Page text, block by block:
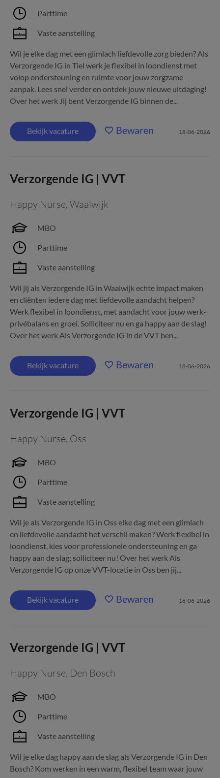
Parttime
Vaste aanstelling
Wil je elke dag met een glimlach liefdevolle zorg bieden? Als
Verzorgende IG in Tiel werk je flexibel in loondienst met
volop ondersteuning en ruimte voor jouw zorgzame
aanpak. Lees snel verder en ontdek jouw nieuwe uitdaging!
Over het werk Jij bent Verzorgende IG binnen de...
Bekijk vacature Bewaren 18-06-2026
Verzorgende IG | VVT
Happy Nurse, Waalwijk
MBO
Parttime
Vaste aanstelling
Wil jij als Verzorgende IG in Waalwijk echte impact maken
en cliënten iedere dag met liefdevolle aandacht helpen?
Werk flexibel in loondienst, met aandacht voor jouw werk-
privébalans en groei. Solliciteer nu en ga happy aan de slag!
Over het werk Als Verzorgende IG in de VVT ben...
Bekijk vacature Bewaren 18-06-2026
Verzorgende IG | VVT
Happy Nurse, Oss
MBO
Parttime
Vaste aanstelling
Wil je als Verzorgende IG in Oss elke dag met een glimlach
en liefdevolle aandacht het verschil maken? Werk flexibel in
loondienst, kies voor professionele ondersteuning en ga
happy aan de slag; solliciteer nu! Over het werk Als
Verzorgende IG op onze VVT-locatie in Oss ben jij...
Bekijk vacature Bewaren 18-06-2026
Verzorgende IG | VVT
Happy Nurse, Den Bosch
MBO
Parttime
Vaste aanstelling
Wil je elke dag happy aan de slag als Verzorgende IG in Den
Bosch? Kom werken in een warm, flexibel team waar jouw